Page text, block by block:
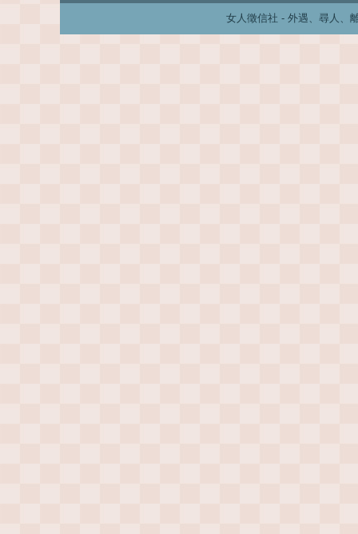
女人徵信社 - 外遇、尋人、